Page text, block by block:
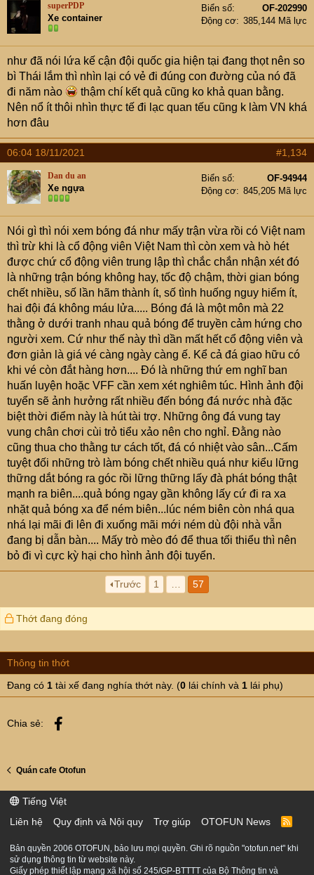
superPDP
Xe container
Biển số
OF-202990
Động cơ
385,144 Mã lực
như đã nói lứa kế cận đội quốc gia hiện tại đang thọt nên so
bì Thái lắm thì nhìn lại có vẻ đi đúng con đường của nó đã
đi năm nào
thậm chí kết quả cũng ko khả quan bằng.
Nên nổ ít thôi nhìn thực tế đi lạc quan tếu cũng k làm VN khá
hơn đâu
06:04 18/11/2021 #1,134
Dan du an
Xe ngựa
Biển số
OF-94944
Động cơ
845,205 Mã lực
Nói gì thì nói xem bóng đá như mấy trận vừa rồi có Việt nam
thì trừ khi là cổ động viên Việt Nam thì còn xem và hò hét
được chứ cổ động viên trung lập thì chắc chắn nhận xét đó
là những trận bóng không hay, tốc độ chậm, thời gian bóng
chết nhiều, số lần hãm thành ít, số tình huống nguy hiểm ít,
hai đội đá không máu lửa..... Bóng đá là một môn mà 22
thằng ở dưới tranh nhau quả bóng để truyền cảm hứng cho
người xem. Cứ như thế này thì dần mất hết cổ động viên và
đơn giản là giá vé càng ngày càng ế. Kể cả đá giao hữu có
khi vé còn đắt hàng hơn.... Đó là những thứ em nghĩ ban
huấn luyện hoặc VFF cần xem xét nghiêm túc. Hình ảnh đội
tuyển sẽ ảnh hưởng rất nhiều đến bóng đá nước nhà đặc
biệt thời điểm này là hút tài trợ. Những ông đá vung tay
vung chân chơi cùi trỏ tiểu xảo nên cho nghỉ. Đằng nào
cũng thua cho thằng tư cách tốt, đá có nhiệt vào sân...Cấm
tuyệt đối những trò làm bóng chết nhiều quá như kiểu lững
thững dắt bóng ra góc rồi lững thững lấy đà phát bóng thật
mạnh ra biên....quả bóng ngay gần không lấy cứ đi ra xa
nhặt quả bóng xa để ném biên...lúc ném biên còn nhá qua
nhá lại mãi đi lên đi xuống mãi mới ném dù đội nhà vẫn
đang bị dẫn bàn.... Mấy trò mèo đó để thua tối thiểu thì nên
bỏ đi vì cực kỳ hại cho hình ảnh đội tuyển.
Trước 1 57
Thớt đang đóng
Thông tin thớt
Đang có 1 tài xế đang nghía thớt này. (0 lái chính và 1 lái phụ)
Chia sẻ:
Quán cafe Otofun
Tiếng Việt
Liên hệ
Quy định và Nội quy Trợ giúp OTOFUN News
R
S
Bản quyền 2006 OTOFUN, bảo lưu mọi quyền. Ghi rõ nguồn "otofun.net" khi
sử dụng thông tin từ website này.
Giấy phép thiết lập mạng xã hội số 245/GP-BTTTT của Bộ Thông tin và